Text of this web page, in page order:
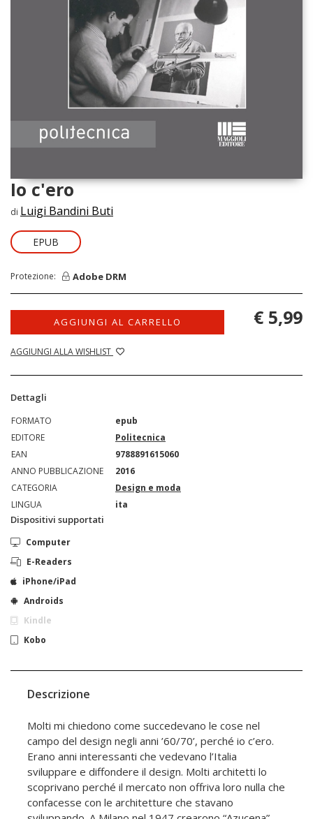
Io c'ero
di Luigi Bandini Buti
EPUB
Protezione: Adobe DRM
AGGIUNGI AL CARRELLO
AGGIUNGI ALLA WISHLIST
€ 5,99
Dettagli
FORMATO
epub
EDITORE
Politecnica
EAN
9788891615060
ANNO PUBBLICAZIONE
2016
CATEGORIA
Design e moda
LINGUA
ita
Dispositivi supportati
Computer
E-Readers
iPhone/iPad
Androids
Kindle
Kobo
Descrizione
Molti mi chiedono come succedevano le cose nel
campo del design negli anni ’60/70’, perché io c’ero.
Erano anni interessanti che vedevano l’Italia
sviluppare e diffondere il design. Molti architetti lo
scoprivano perché il mercato non offriva loro nulla che
confacesse con le architetture che stavano